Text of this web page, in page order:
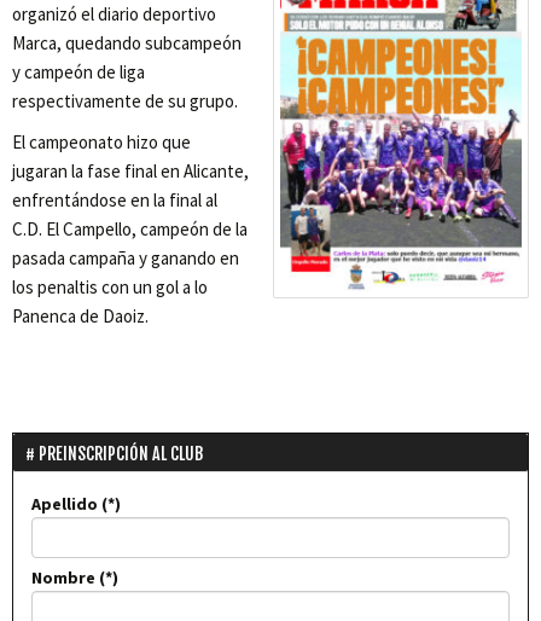
organizó el diario deportivo
Marca, quedando subcampeón
y campeón de liga
respectivamente de su grupo.
El campeonato hizo que
jugaran la fase final en Alicante,
enfrentándose en la final al
C.D. El Campello, campeón de la
pasada campaña y ganando en
los penaltis con un gol a lo
Panenca de Daoiz.
PREINSCRIPCIÓN AL CLUB
Apellido
Nombre